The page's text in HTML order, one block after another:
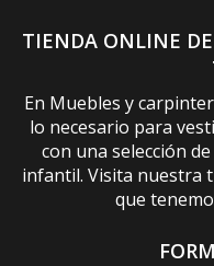
TIENDA ONLINE
En Muebles y
lo necesario para
con una selección
infantil. Visita nuestra
que